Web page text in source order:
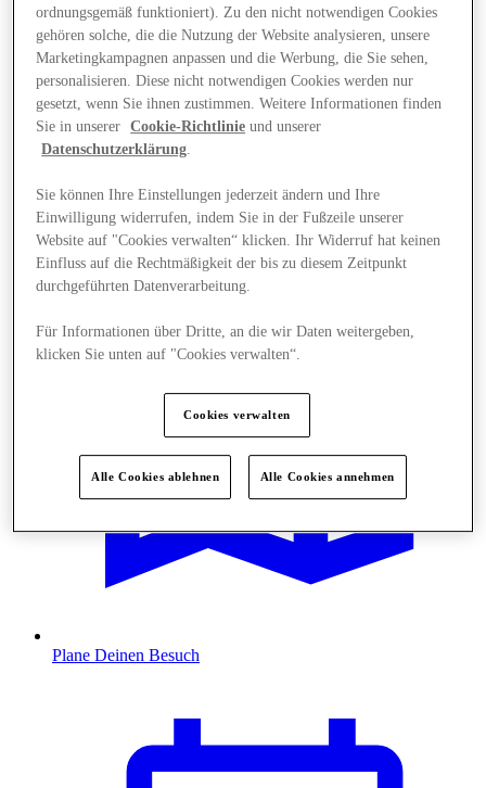
Angebote
Plane Deinen Besuch
ordnungsgemäß funktioniert). Zu den nicht notwendigen Cookies
gehören solche, die die Nutzung der Website analysieren, unsere
Marketingkampagnen anpassen und die Werbung, die Sie sehen,
personalisieren. Diese nicht notwendigen Cookies werden nur
gesetzt, wenn Sie ihnen zustimmen. Weitere Informationen finden
Sie in unserer
Cookie-Richtlinie und unserer
Datenschutzerklärung.
Sie können Ihre Einstellungen jederzeit ändern und Ihre
Einwilligung widerrufen, indem Sie in der Fußzeile unserer
Website auf "Cookies verwalten“ klicken. Ihr Widerruf hat keinen
Einfluss auf die Rechtmäßigkeit der bis zu diesem Zeitpunkt
durchgeführten Datenverarbeitung.
Für Informationen über Dritte, an die wir Daten weitergeben,
klicken Sie unten auf "Cookies verwalten“.
Cookies verwalten
Alle Cookies ablehnen Alle Cookies annehmen